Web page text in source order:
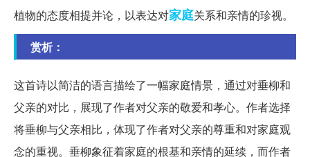
植物的态度相提并论，以表达对家庭关系和亲情的珍视。
赏析：
这首诗以简洁的语言描绘了一幅家庭情景，通过对垂柳和
父亲的对比，展现了作者对父亲的敬爱和孝心。作者选择
将垂柳与父亲相比，体现了作者对父亲的尊重和对家庭观
念的重视。垂柳象征着家庭的根基和亲情的延续，而作者